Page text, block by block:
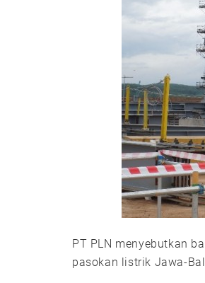
PT PLN menyebutkan
pasokan listrik Jawa-